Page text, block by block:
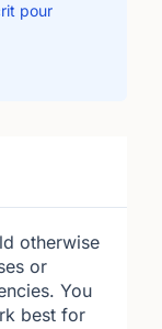
pour
otherwise
or
You
best for